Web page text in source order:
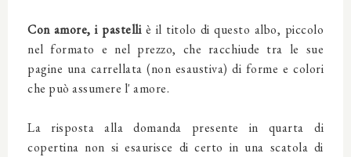
Con amore, i pastelliè il titolo di questo albo, piccolo
nel formato e nel prezzo, che racchiude tra le sue
pagine una carrellata (non esaustiva) di forme e colori
che può assumere l' amore.
La risposta alla domanda presente in quarta di
copertina non si esaurisce di certo in una scatola di